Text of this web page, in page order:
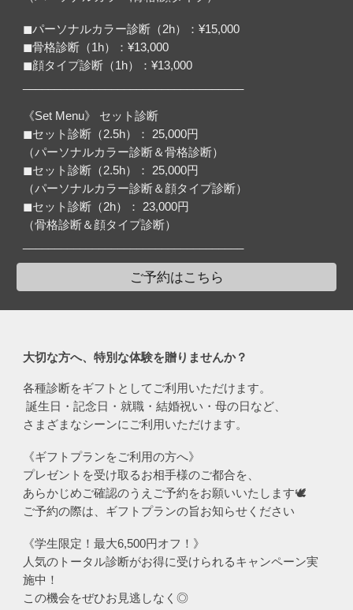
◼︎パーソナルカラー診断（2h）：¥15,000
◼︎骨格診断（1h）：¥13,000
◼︎顔タイプ診断（1h）：¥13,000
《Set Menu》 セット診断
◼︎セット診断（2.5h）： 25,000円
（パーソナルカラー診断＆骨格診断）
◼︎セット診断（2.5h）： 25,000円
（パーソナルカラー診断＆顔タイプ診断）
◼︎セット診断（2h）： 23,000円
（骨格診断＆顔タイプ診断）
ご予約はこちら
大切な方へ、特別な体験を贈りませんか？
各種診断をギフトとしてご利用いただけます。
誕生日・記念日・就職・結婚祝い・母の日など、
さまざまなシーンにご利用いただけます。
《ギフトプランをご利用の方へ》
プレゼントを受け取るお相手様のご都合を、
あらかじめご確認のうえご予約をお願いいたします🕊️
ご予約の際は、ギフトプランの旨お知らせください
《学生限定！最大6,500円オフ ！》
人気の トータル診断がお得に受けられるキャンペーン実
施中！
この機会をぜひお見逃しなく◎